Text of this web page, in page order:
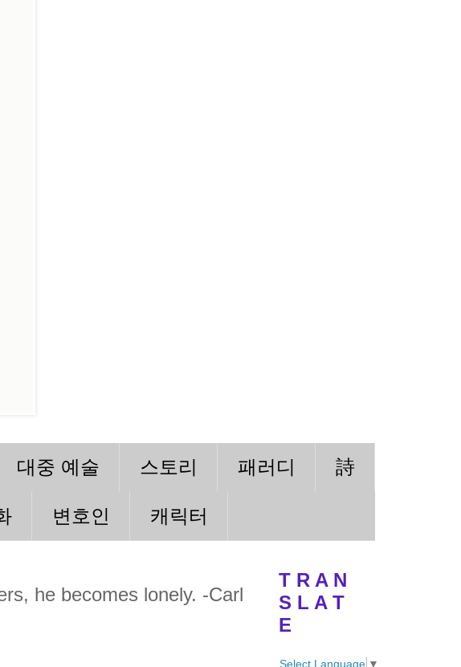
대중 예술 스토리 패러디 詩
변호인 캐릭터
he becomes lonely. -Carl
T R A N
S L A T
E
Select Language ▼